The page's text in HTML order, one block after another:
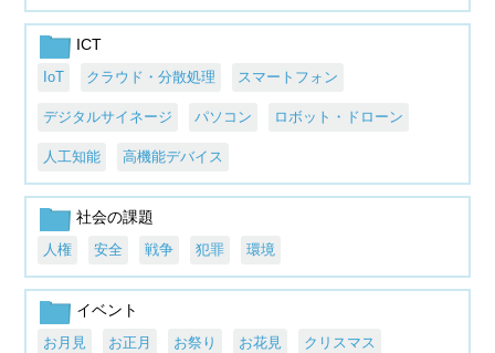
ICT
IoT クラウド・分散処理 スマートフォン
デジタルサイネージ パソコン ロボット・ドローン
人工知能 高機能デバイス
社会の課題
人権 安全 戦争 犯罪 環境
イベント
お月見 お正月 お祭り お花見 クリスマス